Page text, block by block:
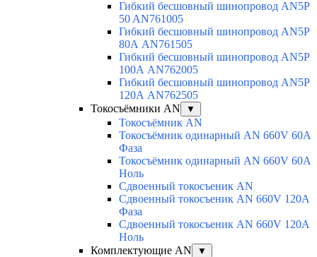
Гибкий бесшовный шинопровод AN5P
50 AN761005
Гибкий бесшовный шинопровод AN5P
80А AN761505
Гибкий бесшовный шинопровод AN5P
100А AN762005
Гибкий бесшовный шинопровод AN5P
120А AN762505
Токосъёмники AN
▼
Токосъёмник AN
Токосъёмник одинарный AN 660V 60A
Фаза
Токосъёмник одинарный AN 660V 60A
Ноль
Сдвоенный токосъеник AN
Сдвоенный токосъеник AN 660V 120A
Фаза
Сдвоенный токосъеник AN 660V 120A
Ноль
Комплектующие AN
▼